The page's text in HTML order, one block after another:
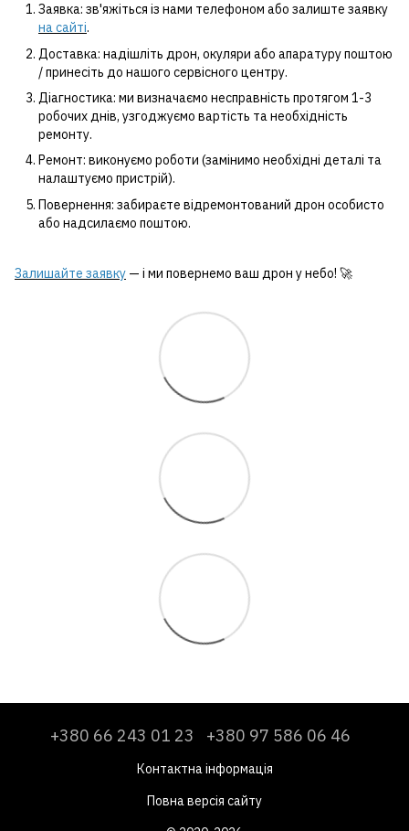
Заявка: зв'яжіться із нами телефоном або залиште заявку
на сайті.
Доставка: надішліть дрон, окуляри або апаратуру поштою
/ принесіть до нашого сервісного центру.
Діагностика: ми визначаємо несправність протягом 1-3
робочих днів, узгоджуємо вартість та необхідність
ремонту.
Ремонт: виконуємо роботи (замінимо необхідні деталі та
налаштуємо пристрій).
Повернення: забираєте відремонтований дрон особисто
або надсилаємо поштою.
Залишайте заявку — і ми повернемо ваш дрон у небо! 🚀
+380 66 243 01 23 +380 97 586 06 46
Контактна інформація
Повна версія сайту